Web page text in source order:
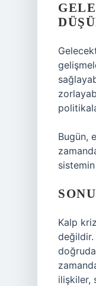
Bugün,
Kalp
değildir.
ilişkiler,